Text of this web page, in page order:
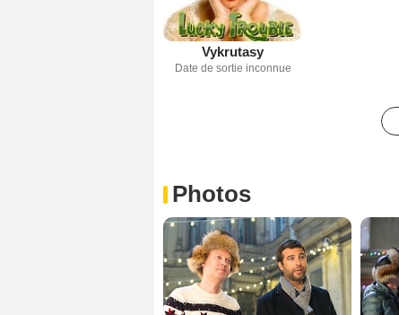
Vykrutasy
Date de sortie inconnue
Photos